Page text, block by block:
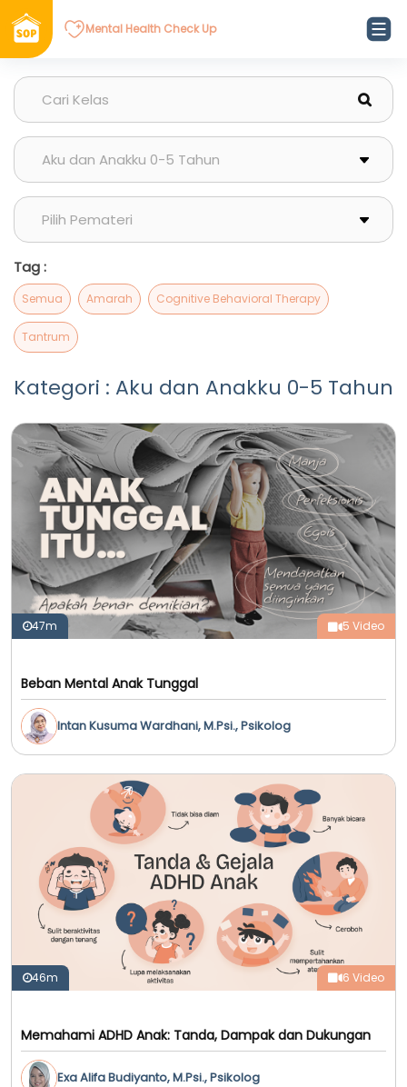
Mental Health Check Up
Tag :
Semua Amarah Cognitive Behavioral Therapy
Tantrum
Kategori : Aku dan Anakku 0-5 Tahun
47m 5 Video
Beban Mental Anak Tunggal
Intan Kusuma Wardhani, M.Psi., Psikolog
46m 6 Video
Memahami ADHD Anak: Tanda, Dampak dan Dukungan
Exa Alifa Budiyanto, M.Psi., Psikolog